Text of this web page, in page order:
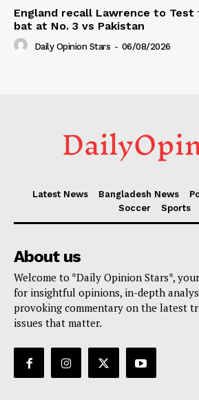
England recall Lawrence to
bat at No. 3 vs Pakistan
Daily Opinion Stars - 06/08/2026
Latest News Bangladesh News
Soccer
Sports
About us
Welcome to *Daily Opinion Stars*,
for insightful opinions, in-depth
provoking commentary on the latest
issues that matter.